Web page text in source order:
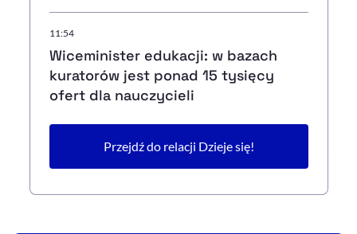
11:54
Wiceminister edukacji: w bazach
kuratorów jest ponad 15 tysięcy
ofert dla nauczycieli
Przejdź do relacji Dzieje się!